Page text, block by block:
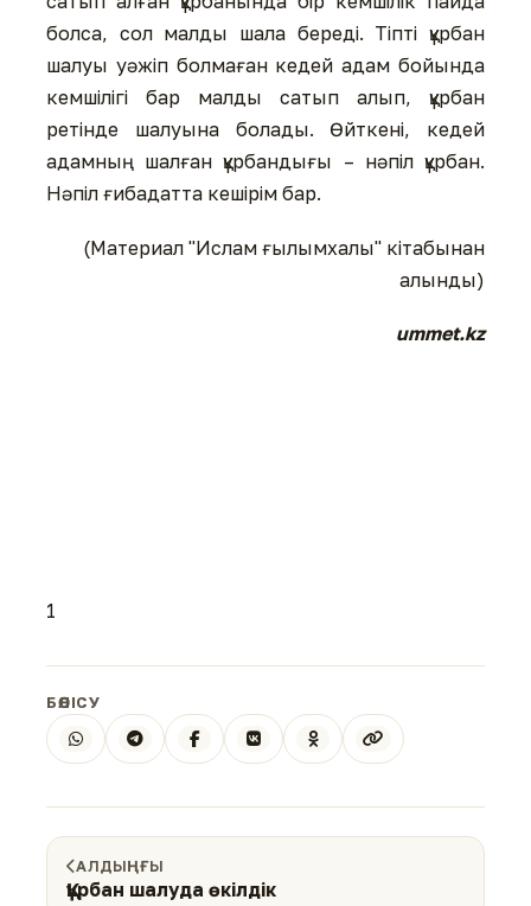
болса, сол малды шала береді. Тіпті құрбан
шалуы уәжіп болмаған кедей адам бойында
кемшілігі бар малды сатып алып, құрбан
ретінде шалуына болады. Өйткені, кедей
адамның шалған құрбандығы – нәпіл құрбан.
Нәпіл ғибадатта кешірім бар.
(Материал "Ислам ғылымхалы" кітабынан
алынды)
ummet.kz
1
БӨЛІСУ
АЛДЫҢҒЫ
Құрбан шалуда өкілдік